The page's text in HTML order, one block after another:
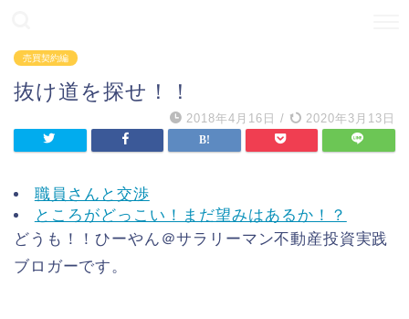
売買契約編
抜け道を探せ！！
2018年4月16日 / 2020年3月13日
職員さんと交渉
ところがどっこい！まだ望みはあるか！？
どうも！！ひーやん＠サラリーマン不動産投資実践
ブロガーです。